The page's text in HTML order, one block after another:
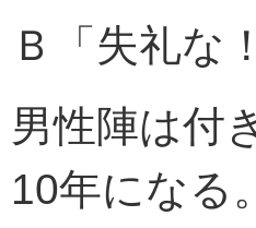
Ｂ「失礼な
男性陣は付
10年になる